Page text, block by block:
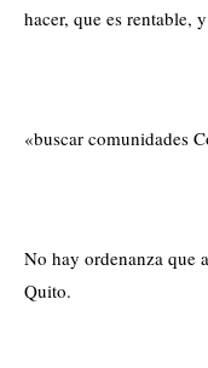
hacer, que es rentable,
«buscar comunidades
No hay ordenanza que
Quito.